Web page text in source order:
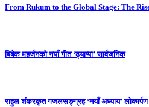
From Rukum to the Global Stage: The
बिबेक महर्जनको नयाँ गीत ‘ढ्याप्पा’ सार्वजनिक
राहुल शंकरकृत गजलसङ्ग्रह ‘नयाँ अध्याय’ लोकार्पण